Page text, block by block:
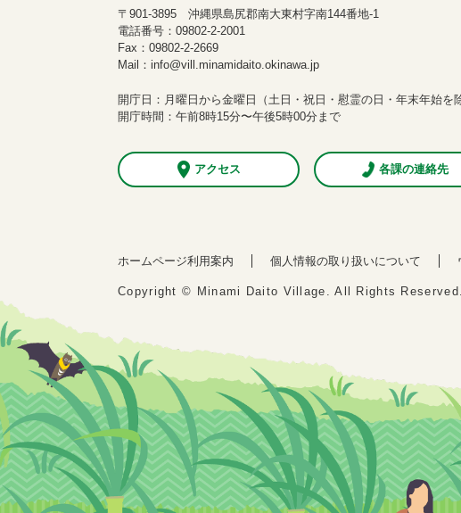
〒901-3895 沖縄県島尻郡南大東村字南144番地-1
電話番号：09802-2-2001
Fax：09802-2-2669
Mail：info@vill.minamidaito.okinawa.jp
開庁日：月曜日から金曜日（土日・祝日・慰霊の日・年末年始を
開庁時間：午前8時15分〜午後5時00分まで
アクセス 各課の連絡先
ホームページ利用案内 個人情報の取り扱いについて
Copyright © Minami Daito Village. All Rights Reserved.